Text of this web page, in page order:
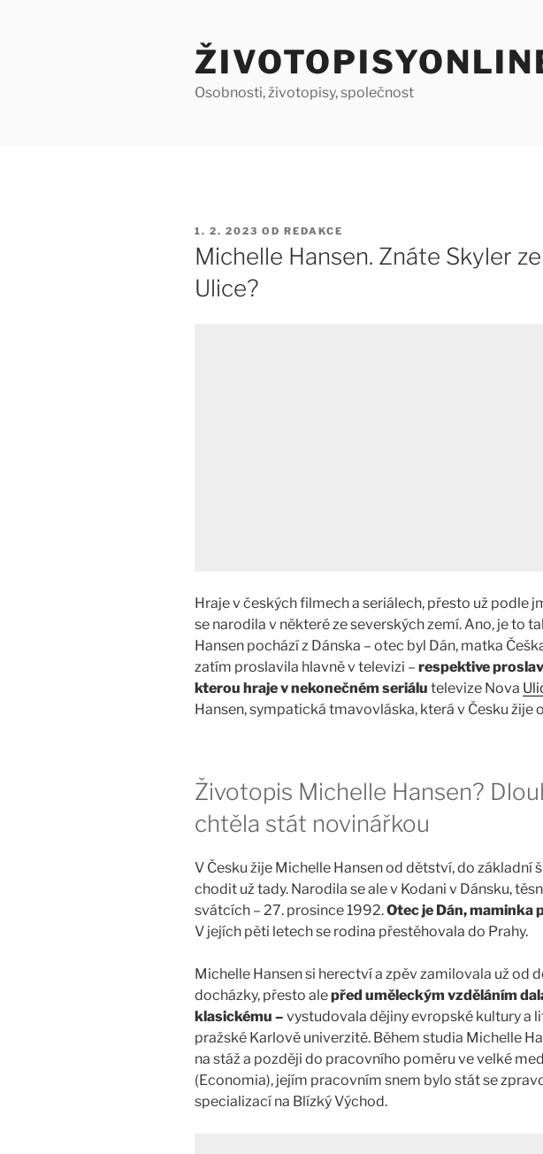
Osobnosti, životopisy, společnost
PUBLIKOVÁNO
1. 2. 2023 OD REDAKCE
Michelle Hansen. Znáte Skyler
Ulice?
Hraje v českých filmech a seriálech, přesto už podle
se narodila v některé ze severských zemí. Ano, je to
Hansen pochází z Dánska – otec byl Dán, matka
zatím proslavila hlavně v televizi – respektive
kterou hraje v nekonečném seriálu televize Nova
Hansen, sympatická tmavovláska, která v Česku žije
Životopis Michelle Hansen?
chtěla stát novinářkou
V Česku žije Michelle Hansen od dětství, do základní
chodit už tady. Narodila se ale v Kodani v Dánsku,
svátcích – 27. prosince 1992.Otec je Dán, maminka
V jejích pěti letech se rodina přestěhovala do Prahy.
Michelle Hansen si herectví a zpěv zamilovala už od
docházky, přesto alepřed uměleckým vzděláním
klasickému – vystudovala dějiny evropské kultury a
pražské Karlově univerzitě. Během studia Michelle
na stáž a později do pracovního poměru ve velké
(Economia), jejím pracovním snem bylo stát se
specializací na Blízký Východ.